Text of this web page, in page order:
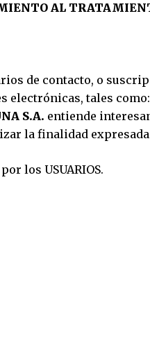
AL
de contacto, o
tales
S.A. entiende
la finalidad
los USUARIOS.